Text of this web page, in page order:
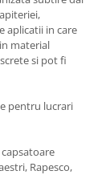
aplicatii in care
material
si pot fi
pentru lucrari
Rapesco,